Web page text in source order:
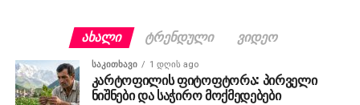
ᲐᲮᲐᲚᲘ ᲢᲠᲔᲜᲓᲣᲚᲘ ᲕᲘᲓᲔᲝ
ᲡᲐᲙᲘᲗᲮᲐᲕᲘ 1 დღის ago
კარტოფილის ფიტოფტორა: პირველი
ნიშნები და საჭირო მოქმედებები